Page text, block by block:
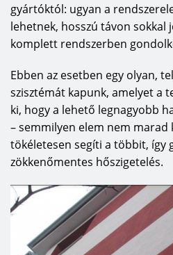
gyártóktól: ugyan a
lehetnek, hosszú távon sokkal
komplett rendszerben
Ebben az esetben egy olyan,
szisztémát kapunk, amelyet a
ki, hogy a lehető legnagyobb
– semmilyen elem nem
tökéletesen segíti a többit, így
zökkenőmentes hőszigetelés.